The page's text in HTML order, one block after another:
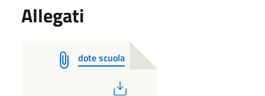
Allegati
dote scuola